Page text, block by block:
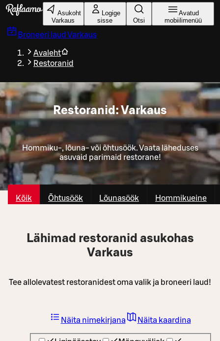
Liigu peamise sisu juurde
Asukoht
Varkaus
Logige
sisse
Otsi
Avatud
mobiilimenüü
Broneeri laud Varkaus
Avaleht
Restoranid
Restoranid: Varkaus
Hommiku-, lõuna- või õhtusöök. Vaata läheduses
asuvaid parimaid restorane!
Kõik Õhtusöök Lõunasöök Hommikueine
Lähimad restoranid asukohas
Varkaus
Tee allolevatest restoranidest oma valik ja broneeri laud!
Näita nimekirjana Näita kaardina